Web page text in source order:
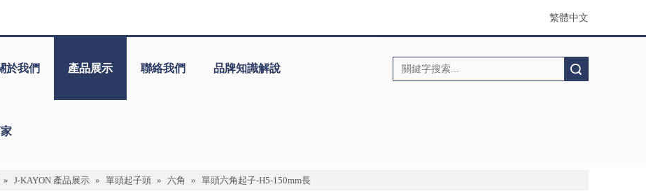
繁體中文
於我們 產品展示 聯絡我們 品牌知識解說
» J-KAYON 產品展示 » 單頭起子頭 » 六角 » 單頭六角起子-H5-150mm長